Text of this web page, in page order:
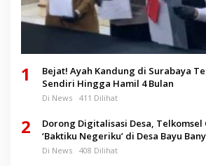
1
Bejat! Ayah Kandung di Surabaya
Sendiri Hingga Hamil 4 Bulan
Di News 411 Dilihat
2
Dorong Digitalisasi Desa,
‘Baktiku Negeriku’ di Desa Bayu
Di News 408 Dilihat